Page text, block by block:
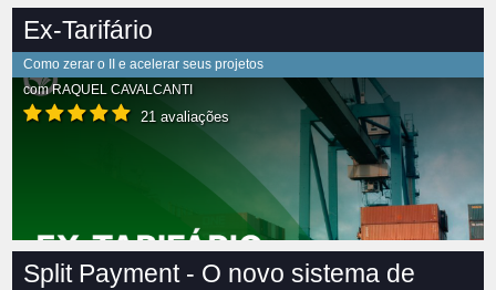
Ex-Tarifário
Como zerar o II e acelerar seus projetos
comRAQUEL CAVALCANTI
21 avaliações
Split Payment - O novo sistema de